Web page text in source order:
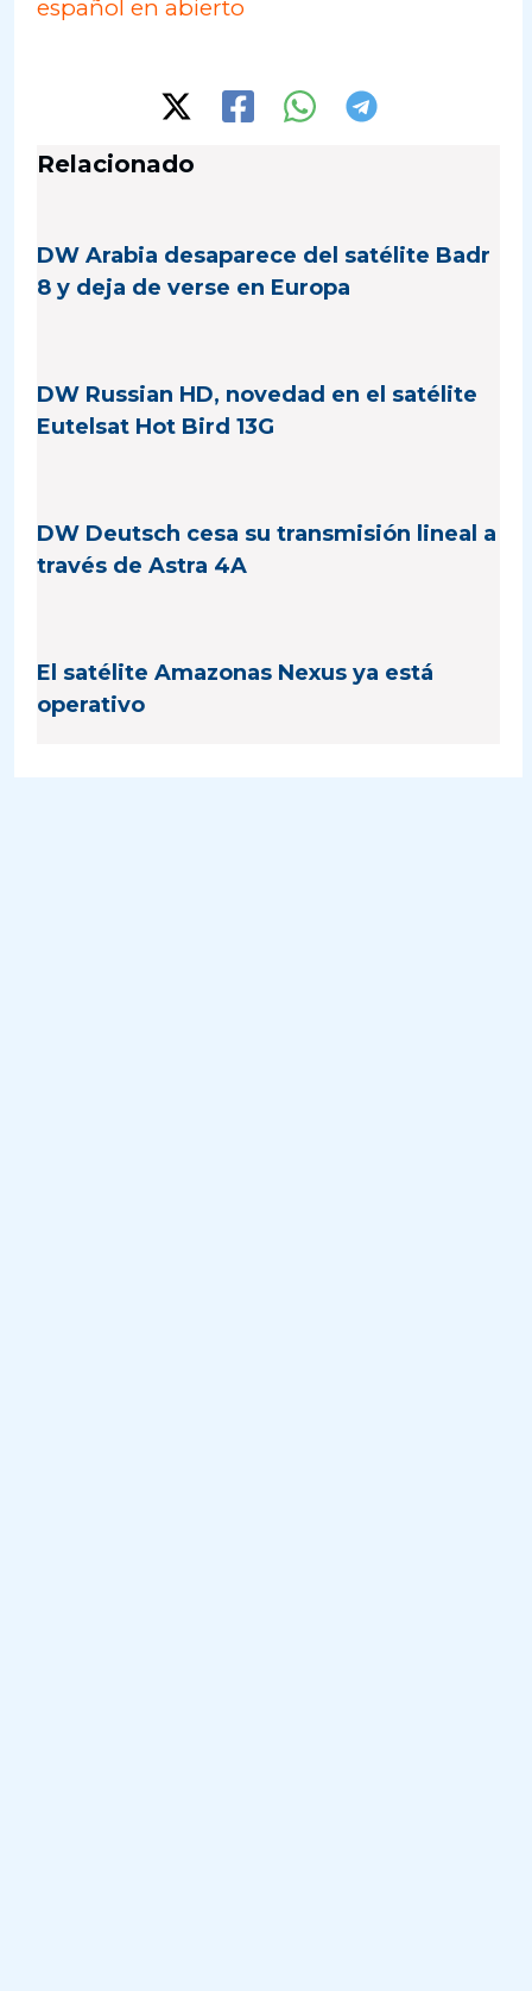
español en abierto
Relacionado
DW Arabia desaparece del satélite Badr
8 y deja de verse en Europa
DW Russian HD, novedad en el satélite
Eutelsat Hot Bird 13G
DW Deutsch cesa su transmisión lineal a
través de Astra 4A
El satélite Amazonas Nexus ya está
operativo